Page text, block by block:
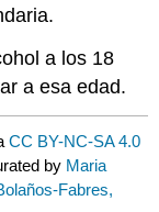
a los 18
a esa edad.
CC BY-NC-SA 4.0
by Maria
Fabres,